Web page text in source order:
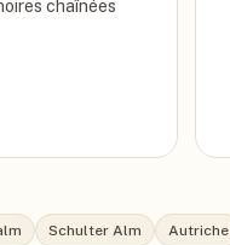
chaînées
Schulter Alm Autriche